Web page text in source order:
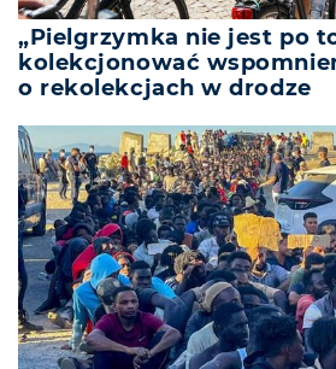
„Pielgrzymka nie jest po
kolekcjonować
o rekolekcjach w drodze